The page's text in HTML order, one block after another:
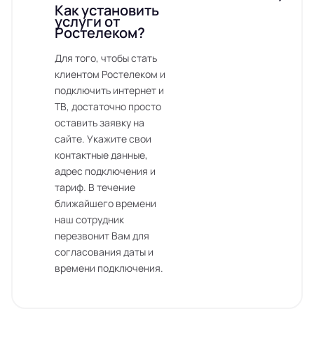
Как установить
услуги от
Ростелеком?
Для того, чтобы стать
клиентом Ростелеком и
подключить интернет и
ТВ, достаточно просто
оставить заявку на
сайте. Укажите свои
контактные данные,
адрес подключения и
тариф. В течение
ближайшего времени
наш сотрудник
перезвонит Вам для
согласования даты и
времени подключения.